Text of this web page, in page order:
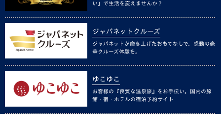
い」で生活を変えませんか？
ジャパネットクルーズ
ジャパネットが磨き上げたおもてなしで、感動の豪
華クルーズ体験を。
ゆこゆこ
お客様の『良質な温泉旅』をお手伝い。国内の旅
館・宿・ホテルの宿泊予約サイト